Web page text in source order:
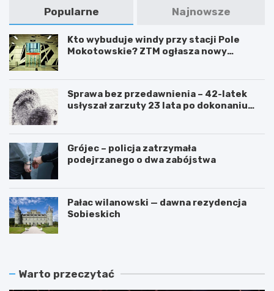
Popularne Najnowsze
Kto wybuduje windy przy stacji Pole
Mokotowskie? ZTM ogłasza nowy
Sprawa bez przedawnienia – 42-latek
usłyszał zarzuty 23 lata po dokonaniu
Grójec – policja zatrzymała
podejrzanego o dwa zabójstwa
Pałac wilanowski — dawna rezydencja
Sobieskich
Warto przeczytać